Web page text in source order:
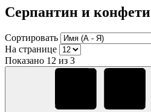
Серпантин и конфети
Сортировать
На странице
Показано 12 из 3